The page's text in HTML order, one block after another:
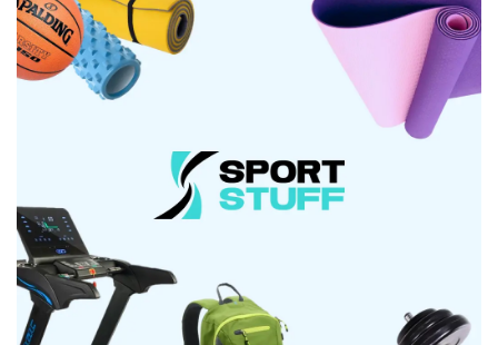
глютамин 788 г L-аргинин гидрохлорид 192 мг - из
них L-аргинин 159 мг Аминокислотный профиль
Незаменимые аминокислоты (EAA) L-гистидин
348 мг L-изолейцин 1068 мг L-лейцин 1963 мг L-
лизин 1706 мг L-метионин 436 мг L-фенилаланин
593 мг L-треонин 1201 мг L-триптофан 318 мг L-
валин 1033 мг Всего 8666 мг Условно
незаменимые аминокислоты (CAA) L-аргинин 745
мг L-цистеин 592 мг L-глутамин и L-глутаминовая
кислота 4351 мг L-пролин 1026 мг L-тирозин 553
мг Всего 7267 мг Незаменимые аминокислоты
(NAA) L-аланин 890 мг L-аспарагин и L-
аспарагиновая кислота 1987 мг Глицин 333 мг L-